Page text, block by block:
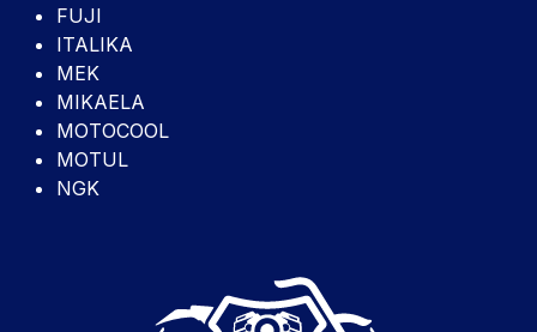
FUJI
ITALIKA
MEK
MIKAELA
MOTOCOOL
MOTUL
NGK